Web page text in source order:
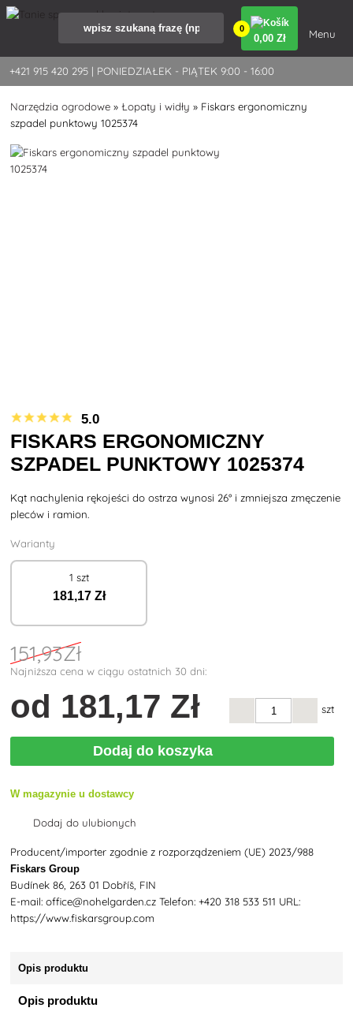
+421 915 420 295 | PONIEDZIAŁEK - PIĄTEK 9:00 - 16:00
0
0,00 Zł Menu
Narzędzia ogrodowe »Łopaty i widły » Fiskars ergonomiczny
szpadel punktowy 1025374
5.0
FISKARS ERGONOMICZNY
SZPADEL PUNKTOWY 1025374
Kąt nachylenia rękojeści do ostrza wynosi 26° i zmniejsza zmęczenie
pleców i ramion.
Warianty
1 szt
181,17 Zł
151,93Zł
Najniższa cena w ciągu ostatnich 30 dni:
od 181,17 Zł szt
Dodaj do koszyka
W magazynie u dostawcy
Dodaj do ulubionych
Producent/importer zgodnie z rozporządzeniem (UE) 2023/988
Fiskars Group
Budínek 86, 263 01 Dobříš, FIN
E-mail: office@nohelgarden.cz Telefon: +420 318 533 511 URL:
https://www.fiskarsgroup.com
Opis produktu
Opis produktu